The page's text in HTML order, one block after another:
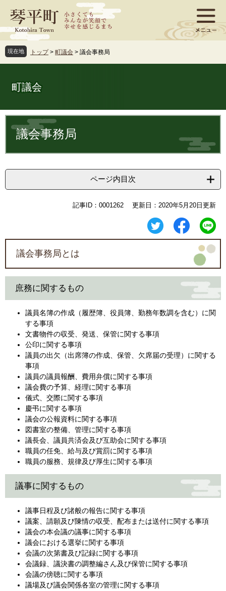
ジ
先
頭
ュ
を
飛
文
現在地 トップ > 町議会 > 議会事務局
町議会
文 議会事務局
ページ内目次
記事ID：0001262 更新日：2020年5月20日更新
議会事務局とは
庶務に関するもの
議員名簿の作成（履歴簿、役員簿、勤務年数調を含む）に関
する事項
文書物件の収受、発送、保管に関する事項
公印に関する事項
議員の出欠（出席簿の作成、保管、欠席届の受理）に関する
事項
議員の議員報酬、費用弁償に関する事項
議会費の予算、経理に関する事項
儀式、交際に関する事項
慶弔に関する事項
議会の公報資料に関する事項
図書室の整備、管理に関する事項
議長会、議員共済会及び互助会に関する事項
職員の任免、給与及び賞罰に関する事項
職員の服務、規律及び厚生に関する事項
議事に関するもの
議事日程及び諸般の報告に関する事項
議案、請願及び陳情の収受、配布または送付に関する事項
議会の本会議の議事に関する事項
議会における選挙に関する事項
会議の次第書及び記録に関する事項
会議録、議決書の調整編さん及び保管に関する事項
会議の傍聴に関する事項
議場及び議会関係各室の管理に関する事項